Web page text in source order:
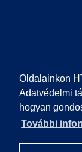
Oldalainkon
Adatvédelmi
hogyan
További